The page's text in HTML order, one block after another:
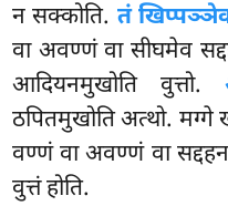
न सक्कोति. तं
वा अवण्णं वा सीघमेव
आदियनमुखोति वुत्तो.
ठपितमुखोति अत्थो.
वण्णं वा अवण्णं वा
वुत्तं होति.